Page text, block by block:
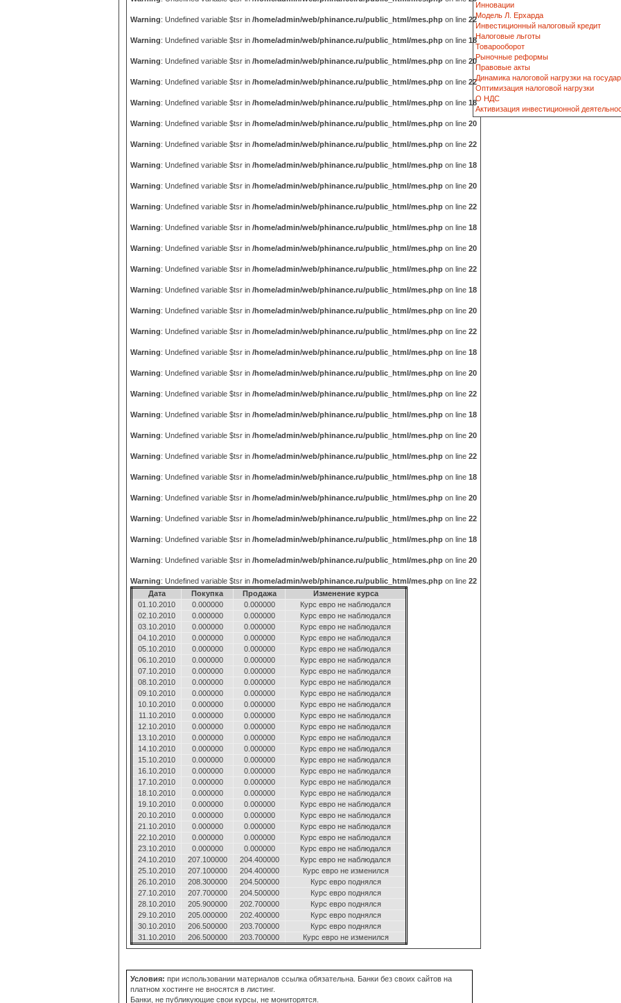
Warning: Undefined variable $tsr in /home/admin/web/phinance.ru/public_html/mes.php on line 22
Warning: Undefined variable $tsr in /home/admin/web/phinance.ru/public_html/mes.php on line 18
Warning: Undefined variable $tsr in /home/admin/web/phinance.ru/public_html/mes.php on line 20
Warning: Undefined variable $tsr in /home/admin/web/phinance.ru/public_html/mes.php on line 22
Warning: Undefined variable $tsr in /home/admin/web/phinance.ru/public_html/mes.php on line 18
Warning: Undefined variable $tsr in /home/admin/web/phinance.ru/public_html/mes.php on line 20
Warning: Undefined variable $tsr in /home/admin/web/phinance.ru/public_html/mes.php on line 22
Warning: Undefined variable $tsr in /home/admin/web/phinance.ru/public_html/mes.php on line 18
Warning: Undefined variable $tsr in /home/admin/web/phinance.ru/public_html/mes.php on line 20
Warning: Undefined variable $tsr in /home/admin/web/phinance.ru/public_html/mes.php on line 22
Warning: Undefined variable $tsr in /home/admin/web/phinance.ru/public_html/mes.php on line 18
Warning: Undefined variable $tsr in /home/admin/web/phinance.ru/public_html/mes.php on line 20
Warning: Undefined variable $tsr in /home/admin/web/phinance.ru/public_html/mes.php on line 22
Warning: Undefined variable $tsr in /home/admin/web/phinance.ru/public_html/mes.php on line 18
Warning: Undefined variable $tsr in /home/admin/web/phinance.ru/public_html/mes.php on line 20
Warning: Undefined variable $tsr in /home/admin/web/phinance.ru/public_html/mes.php on line 22
Warning: Undefined variable $tsr in /home/admin/web/phinance.ru/public_html/mes.php on line 18
Warning: Undefined variable $tsr in /home/admin/web/phinance.ru/public_html/mes.php on line 20
Warning: Undefined variable $tsr in /home/admin/web/phinance.ru/public_html/mes.php on line 22
Warning: Undefined variable $tsr in /home/admin/web/phinance.ru/public_html/mes.php on line 18
Warning: Undefined variable $tsr in /home/admin/web/phinance.ru/public_html/mes.php on line 20
Warning: Undefined variable $tsr in /home/admin/web/phinance.ru/public_html/mes.php on line 22
Warning: Undefined variable $tsr in /home/admin/web/phinance.ru/public_html/mes.php on line 18
Warning: Undefined variable $tsr in /home/admin/web/phinance.ru/public_html/mes.php on line 20
Warning: Undefined variable $tsr in /home/admin/web/phinance.ru/public_html/mes.php on line 22
Warning: Undefined variable $tsr in /home/admin/web/phinance.ru/public_html/mes.php on line 18
Warning: Undefined variable $tsr in /home/admin/web/phinance.ru/public_html/mes.php on line 20
Warning: Undefined variable $tsr in /home/admin/web/phinance.ru/public_html/mes.php on line 22
Дата
Покупка Продажа
Изменение курса
01.10.2010
0.000000 0.000000
Курс евро не наблюдался
02.10.2010
0.000000 0.000000
Курс евро не наблюдался
03.10.2010
0.000000 0.000000
Курс евро не наблюдался
04.10.2010
0.000000 0.000000
Курс евро не наблюдался
05.10.2010
0.000000 0.000000
Курс евро не наблюдался
06.10.2010
0.000000 0.000000
Курс евро не наблюдался
07.10.2010
0.000000 0.000000
Курс евро не наблюдался
08.10.2010
0.000000 0.000000
Курс евро не наблюдался
09.10.2010
0.000000 0.000000
Курс евро не наблюдался
10.10.2010
0.000000 0.000000
Курс евро не наблюдался
11.10.2010
0.000000 0.000000
Курс евро не наблюдался
12.10.2010
0.000000 0.000000
Курс евро не наблюдался
13.10.2010
0.000000 0.000000
Курс евро не наблюдался
14.10.2010
0.000000 0.000000
Курс евро не наблюдался
15.10.2010
0.000000 0.000000
Курс евро не наблюдался
16.10.2010
0.000000 0.000000
Курс евро не наблюдался
17.10.2010
0.000000 0.000000
Курс евро не наблюдался
18.10.2010
0.000000 0.000000
Курс евро не наблюдался
19.10.2010
0.000000 0.000000
Курс евро не наблюдался
20.10.2010
0.000000 0.000000
Курс евро не наблюдался
21.10.2010
0.000000 0.000000
Курс евро не наблюдался
22.10.2010
0.000000 0.000000
Курс евро не наблюдался
23.10.2010
0.000000 0.000000
Курс евро не наблюдался
24.10.2010
207.100000 204.400000
Курс евро не наблюдался
25.10.2010
207.100000 204.400000
Курс евро не изменился
26.10.2010
208.300000 204.500000
Курс евро поднялся
27.10.2010
207.700000 204.500000
Курс евро поднялся
28.10.2010
205.900000 202.700000
Курс евро поднялся
29.10.2010
205.000000 202.400000
Курс евро поднялся
30.10.2010
206.500000 203.700000
Курс евро поднялся
31.10.2010
206.500000 203.700000 Курс евро не изменился
Условия: при использовании материалов ссылка обязательна. Банки без своих сайтов на
платном хостинге не вносятся в листинг.
Банки, не публикующие свои курсы, не мониторятся.
Инновации
Модель Л. Ерхарда
Инвестиционный налоговый кредит
Налоговые льготы
Товарооборот
Рыночные реформы
Правовые акты
Динамика налоговой нагрузки на
Оптимизация налоговой нагрузки
О НДС
Активизация инвестиционной